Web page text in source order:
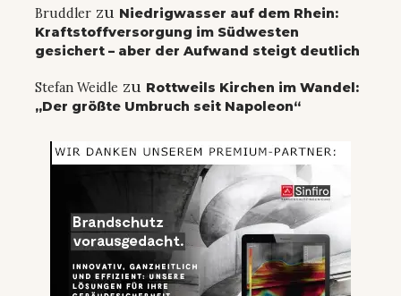
Bruddler zu Niedrigwasser auf dem Rhein:
Kraftstoffversorgung im Südwesten
gesichert – aber der Aufwand steigt deutlich
Stefan Weidle zu Rottweils Kirchen im Wandel:
„Der größte Umbruch seit Napoleon“